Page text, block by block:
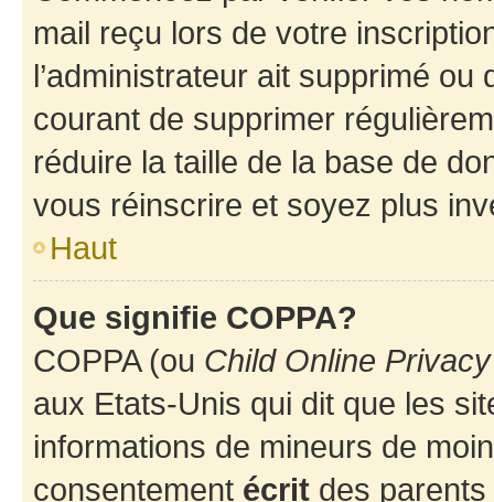
mail reçu lors de votre
l’administrateur ait supprimé
courant de supprimer
réduire la taille de la base de
vous réinscrire et soyez plus
Haut
Que signifie COPPA?
COPPA (ou Child Online
aux Etats-Unis qui dit que les
informations de mineurs de
consentement écrit des parents